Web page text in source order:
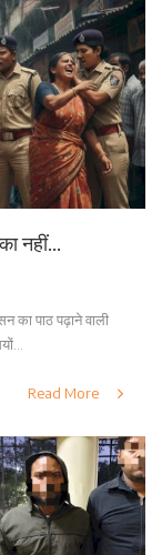
नहीं...
का पाठ पढ़ाने वाली
Read More